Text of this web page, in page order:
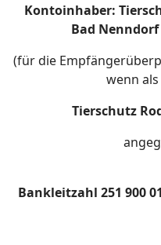
Kontoinhaber:
Bad
(für die
wenn
Tierschutz
Bankleitzahl 251 900